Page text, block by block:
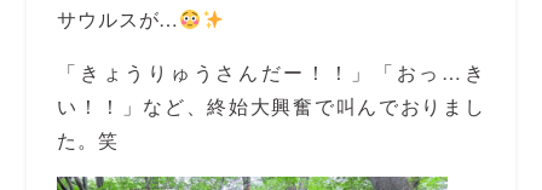
サウルスが…
「きょうりゅうさんだー！！」「おっ…き
い！！」など、終始大興奮で叫んでおりまし
た。笑